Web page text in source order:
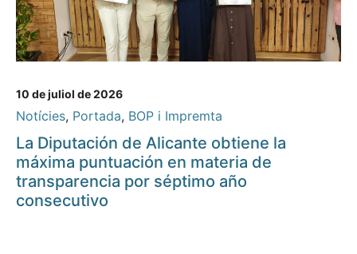
10 de juliol de 2026
Notícies, Portada, BOP i Impremta
La Diputación de Alicante obtiene la
máxima puntuación en materia de
transparencia por séptimo año
consecutivo